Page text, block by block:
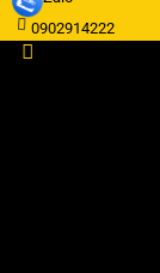
0902914222